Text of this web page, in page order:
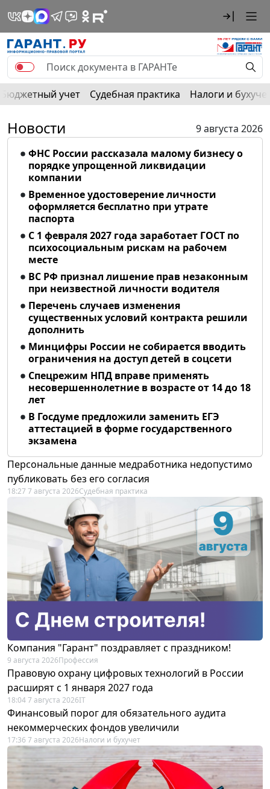
Бюджетный учет Судебная практика Налоги и
Новости
9 августа 2026
ФНС России рассказала малому бизнесу о
порядке упрощенной ликвидации
компании
Временное удостоверение личности
оформляется бесплатно при утрате
паспорта
С 1 февраля 2027 года заработает ГОСТ по
психосоциальным рискам на рабочем
месте
ВС РФ признал лишение прав незаконным
при неизвестной личности водителя
Перечень случаев изменения
существенных условий контракта решили
дополнить
Минцифры России не собирается вводить
ограничения на доступ детей в соцсети
Спецрежим НПД вправе применять
несовершеннолетние в возрасте от 14 до 18
лет
В Госдуме предложили заменить ЕГЭ
аттестацией в форме государственного
экзамена
Персональные данные медработника недопустимо
публиковать без его согласия
18:27 7 августа 2026Судебная практика
Компания "Гарант" поздравляет с праздником!
9 августа 2026Профессия
Правовую охрану цифровых технологий в России
расширят с 1 января 2027 года
18:04 7 августа 2026IT
Финансовый порог для обязательного аудита
некоммерческих фондов увеличили
17:36 7 августа 2026Налоги и бухучет